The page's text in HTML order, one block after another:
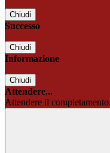
Chiudi
Successo
Chiudi
Informazione
Chiudi
Attendere...
Attendere il